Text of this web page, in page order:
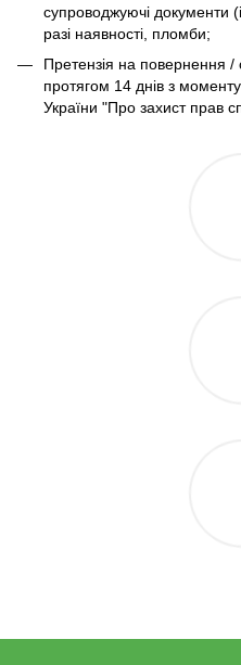
супроводжуючі документи
разі наявності, пломби;
Претензія на повернення /
протягом 14 днів з
України "Про захист прав